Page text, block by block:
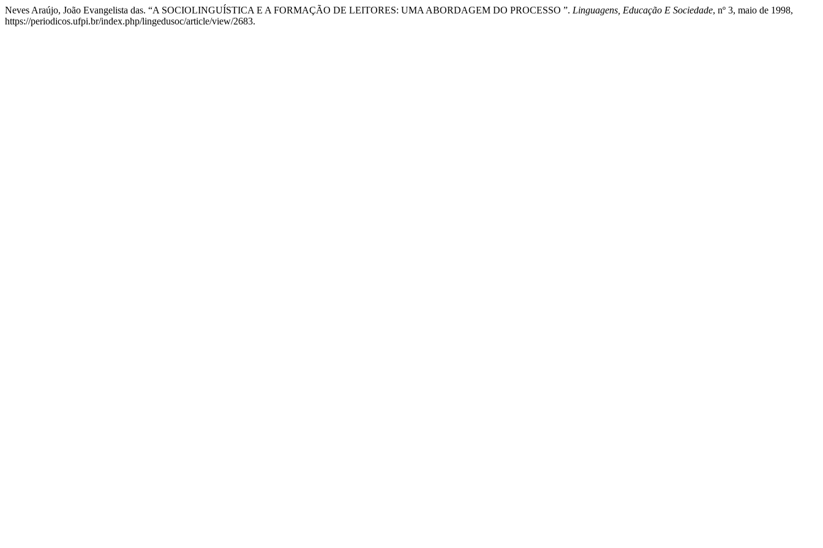
Neves Araújo, João Evangelista das. “A SOCIOLINGUÍSTICA E A FORMAÇÃO DE LEITORES: UMA ABORDAGEM DO PROCESSO ”. Linguagens, Educação E Sociedade, nº 3, maio de 1998,
https://periodicos.ufpi.br/index.php/lingedusoc/article/view/2683.